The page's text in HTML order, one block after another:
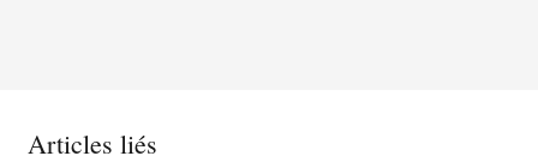
Articles liés